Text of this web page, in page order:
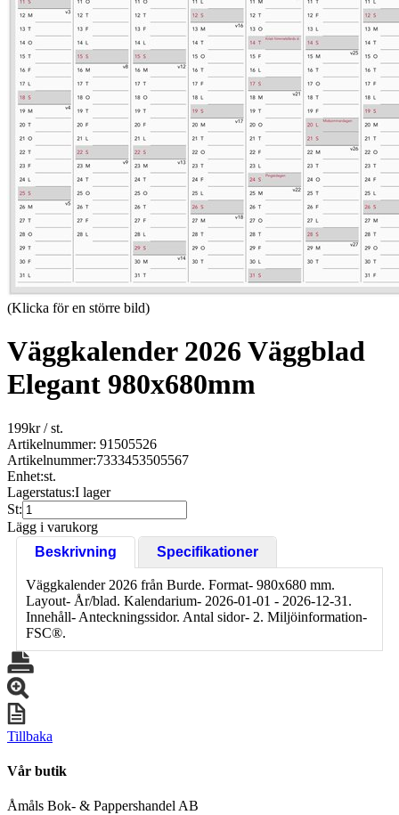
(Klicka för en större bild)
Väggkalender 2026 Väggblad
Elegant 980x680mm
199kr/ st.
Artikelnummer: 91505526
Artikelnummer:7333453505567
Enhet:st.
Lagerstatus:I lager
St:
Lägg i varukorg
Beskrivning
Specifikationer
Väggkalender 2026 från Burde. Format- 980x680 mm.
Layout- År/blad. Kalendarium- 2026-01-01 - 2026-12-31.
Innehåll- Anteckningssidor. Antal sidor- 2. Miljöinformation-
FSC®.
Tillbaka
Vår butik
Åmåls Bok- & Pappershandel AB